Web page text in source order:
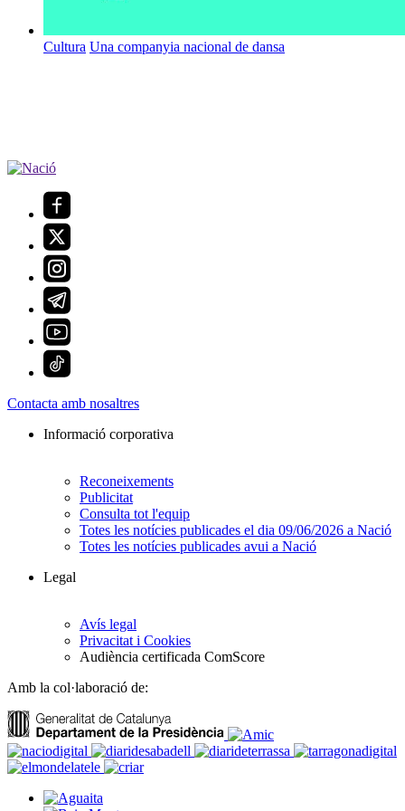
Cultura Una companyia nacional de dansa
Contacta amb nosaltres
Informació corporativa
Reconeixements
Publicitat
Consulta tot l'equip
Totes les notícies publicades el dia 09/06/2026 a Nació
Totes les notícies publicades avui a Nació
Legal
Avís legal
Privacitat i Cookies
Audiència certificada ComScore
Amb la col·laboració de: